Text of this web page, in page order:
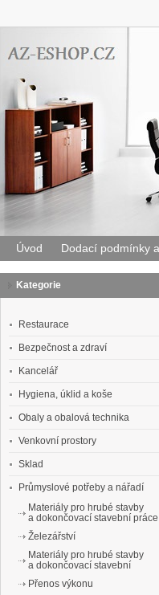
Úvod Dodací podmínky
Kategorie
Restaurace
Bezpečnost a zdraví
Kancelář
Hygiena, úklid a koše
Obaly a obalová technika
Venkovní prostory
Sklad
Průmyslové potřeby a nářadí
Materiály pro hrubé stavby
a dokončovací stavební práce
Železářství
Materiály pro hrubé stavby
a dokončovací stavební
Přenos výkonu